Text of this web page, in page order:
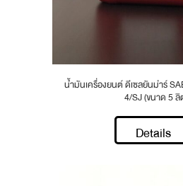
น้ำมันเครื่องยนต์ ดีเซลยันม่าร์
4/SJ (ขนาด 5 ลิ
Details